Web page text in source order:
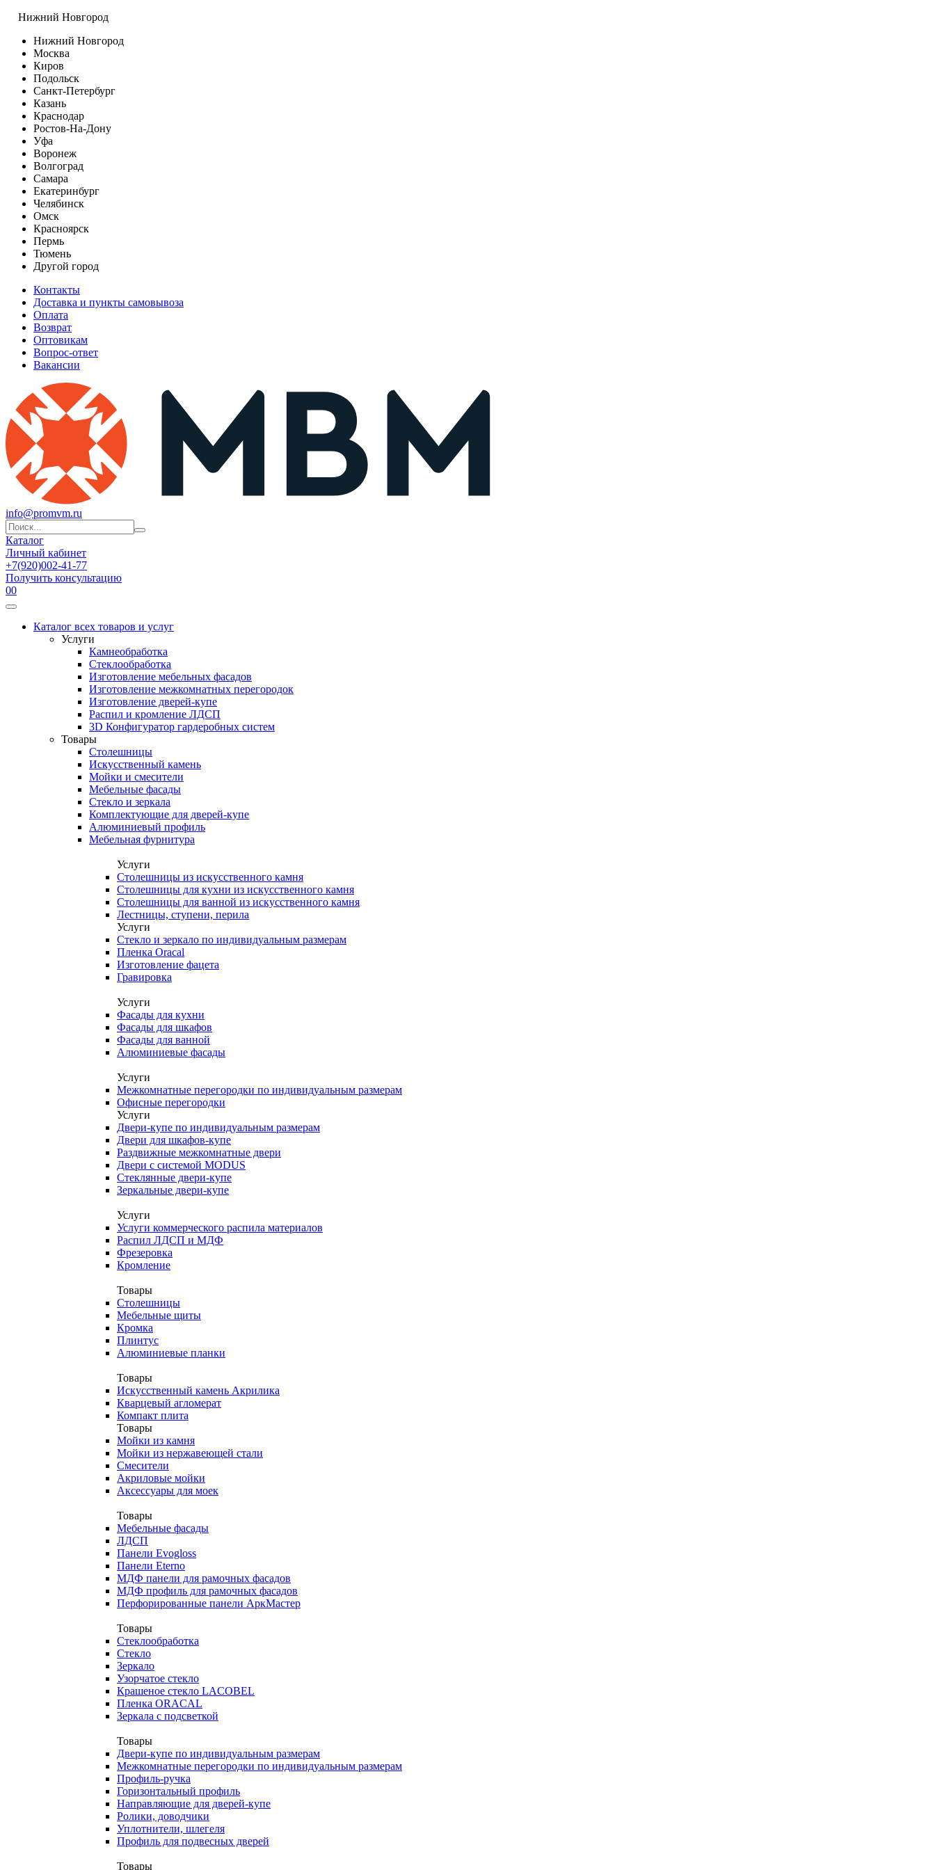
Нижний Новгород
Нижний Новгород
Москва
Киров
Подольск
Санкт-Петербург
Казань
Краснодар
Ростов-На-Дону
Уфа
Воронеж
Волгоград
Самара
Екатеринбург
Челябинск
Омск
Красноярск
Пермь
Тюмень
Другой город
Контакты
Доставка и пункты самовывоза
Оплата
Возврат
Оптовикам
Вопрос-ответ
Вакансии
info@promvm.ru
Каталог
Личный кабинет
+7(920)002-41-77
Получить консультацию
00
Каталог всех товаров и услуг
Услуги
Камнеобработка
Стеклообработка
Изготовление мебельных фасадов
Изготовление межкомнатных перегородок
Изготовление дверей-купе
Распил и кромление ЛДСП
3D Конфигуратор гардеробных систем
Товары
Столешницы
Искусственный камень
Мойки и смесители
Мебельные фасады
Стекло и зеркала
Комплектующие для дверей-купе
Алюминиевый профиль
Мебельная фурнитура
Услуги
Столешницы из искусственного камня
Столешницы для кухни из искусственного камня
Столешницы для ванной из искусственного камня
Лестницы, ступени, перила
Услуги
Стекло и зеркало по индивидуальным размерам
Пленка Oracal
Изготовление фацета
Гравировка
Услуги
Фасады для кухни
Фасады для шкафов
Фасады для ванной
Алюминиевые фасады
Услуги
Межкомнатные перегородки по индивидуальным размерам
Офисные перегородки
Услуги
Двери-купе по индивидуальным размерам
Двери для шкафов-купе
Раздвижные межкомнатные двери
Двери с системой MODUS
Стеклянные двери-купе
Зеркальные двери-купе
Услуги
Услуги коммерческого распила материалов
Распил ЛДСП и МДФ
Фрезеровка
Кромление
Товары
Столешницы
Мебельные щиты
Кромка
Плинтус
Алюминиевые планки
Товары
Искусственный камень Акрилика
Кварцевый агломерат
Компакт плита
Товары
Мойки из камня
Мойки из нержавеющей стали
Смесители
Акриловые мойки
Аксессуары для моек
Товары
Мебельные фасады
ЛДСП
Панели Evogloss
Панели Eterno
МДФ панели для рамочных фасадов
МДФ профиль для рамочных фасадов
Перфорированные панели АркМастер
Товары
Стеклообработка
Стекло
Зеркало
Узорчатое стекло
Крашеное стекло LACOBEL
Пленка ORACAL
Зеркала с подсветкой
Товары
Двери-купе по индивидуальным размерам
Межкомнатные перегородки по индивидуальным размерам
Профиль-ручка
Горизонтальный профиль
Направляющие для дверей-купе
Ролики, доводчики
Уплотнители, шлегеля
Профиль для подвесных дверей
Товары